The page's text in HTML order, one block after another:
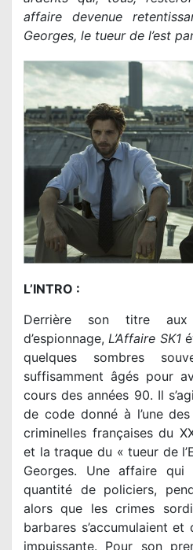
affaire devenue
Georges, le tueur de l’est
L’INTRO :
Derrière son titre
d’espionnage,L’Affaire SK1
quelques sombres
suffisamment âgés pour
cours des années 90. Il
de code donné à l’une
criminelles françaises du
et la traque du « tueur de
Georges. Une affaire
quantité de policiers,
alors que les crimes
barbares s’accumulaient et
impuissante. Pour son